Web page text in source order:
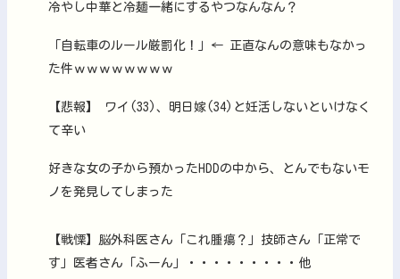
冷やし中華と冷麺一緒にするやつなんなん？
「自転車のルール厳罰化！」← 正直なんの意味もなかっ
た件ｗｗｗｗｗｗｗｗ
【悲報】 ワイ(33)、明日嫁(34)と妊活しないといけなく
て辛い
好きな女の子から預かったHDDの中から、とんでもないモ
ノを発見してしまった
【戦慄】脳外科医さん「これ腫瘍？」技師さん「正常で
す」医者さん「ふーん」・・・・・・・・・他